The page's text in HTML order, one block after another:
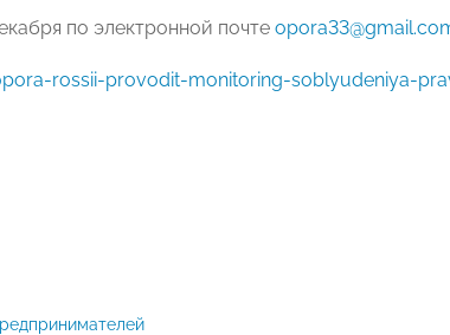
по электронной почте
rossii-provodit-monitoring-soblyudeniya-